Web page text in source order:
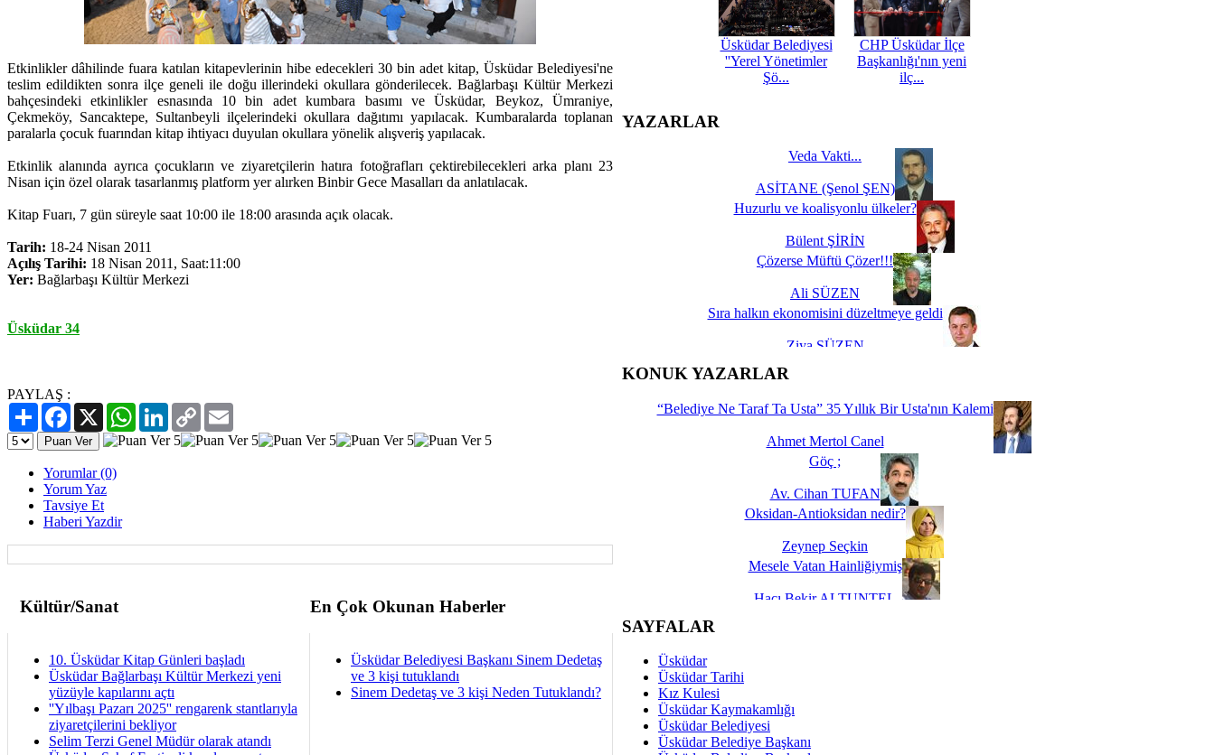
Etkinlikler dâhilinde fuara katılan kitapevlerinin hibe edecekleri 30 bin adet kitap, Üsküdar Belediyesi'ne
teslim edildikten sonra ilçe geneli ile doğu illerindeki okullara gönderilecek. Bağlarbaşı Kültür Merkezi
bahçesindeki etkinlikler esnasında 10 bin adet kumbara basımı ve Üsküdar, Beykoz, Ümraniye,
Çekmeköy, Sancaktepe, Sultanbeyli ilçelerindeki okullara dağıtımı yapılacak. Kumbaralarda toplanan
paralarla çocuk fuarından kitap ihtiyacı duyulan okullara yönelik alışveriş yapılacak.
Etkinlik alanında ayrıca çocukların ve ziyaretçilerin hatıra fotoğrafları çektirebilecekleri arka planı 23
Nisan için özel olarak tasarlanmış platform yer alırken Binbir Gece Masalları da anlatılacak.
Kitap Fuarı, 7 gün süreyle saat 10:00 ile 18:00 arasında açık olacak.
Tarih: 18-24 Nisan 2011
Açılış Tarihi: 18 Nisan 2011, Saat:11:00
Yer: Bağlarbaşı Kültür Merkezi
Üsküdar 34
PAYLAŞ :
PaylaşFacebook
X WhatsAppLinkedIn
Copy
Link
Yorumlar (0)
Yorum Yaz
Tavsiye Et
Haberi Yazdir
Kültür/Sanat En Çok Okunan Haberler
10. Üsküdar Kitap Günleri başladı
Üsküdar Bağlarbaşı Kültür Merkezi yeni
yüzüyle kapılarını açtı
''Yılbaşı Pazarı 2025'' rengarenk stantlarıyla
ziyaretçilerini bekliyor
Selim Terzi Genel Müdür olarak atandı
Üsküdar Belediyesi Başkanı Sinem Dedetaş
ve 3 kişi tutuklandı
Sinem Dedetaş ve 3 kişi Neden Tutuklandı?
Üsküdar Belediyesi
''Yerel Yönetimler
Şö...
CHP Üsküdar İlçe
Başkanlığı'nın yeni
ilç...
YAZARLAR
Veda Vakti...
ASİTANE (Şenol ŞEN)
Huzurlu ve koalisyonlu ülkeler?
Bülent ŞİRİN
Çözerse Müftü Çözer!!!
Ali SÜZEN
Sıra halkın ekonomisini düzeltmeye geldi
Ziya SÜZEN
İşte Biz buyuz...
KONUK YAZARLAR
“Belediye Ne Taraf Ta Usta” 35 Yıllık Bir Usta'nın Kalemi
Ahmet Mertol Canel
Göç ;
Av. Cihan TUFAN
Oksidan-Antioksidan nedir?
Zeynep Seçkin
Mesele Vatan Hainliğiymiş
Hacı Bekir ALTUNTEL
Dünya Fani, Ama Kısa Bir Süre De Olsa Burdayız
Savaş ŞENEL
Hukukun Adaleti Kalmadı Üstadım!
SAYFALAR
Üsküdar
Üsküdar Tarihi
Kız Kulesi
Üsküdar Kaymakamlığı
Üsküdar Belediyesi
Üsküdar Belediye Başkanı